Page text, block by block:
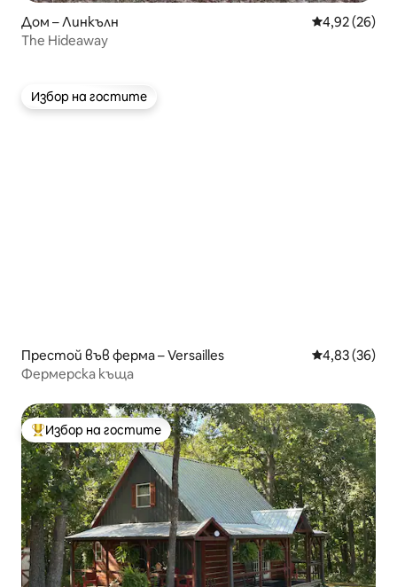
Дом – Линкълн Средна
4,92 (26)
The Hideaway
Избор на гостите
Избор на гостите
Престой във ферма – Versailles Средна
4,83 (36)
Фермерска къща
Най-популярен избор на гостите
Избор на гостите